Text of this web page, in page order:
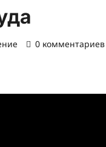
0 комментариев